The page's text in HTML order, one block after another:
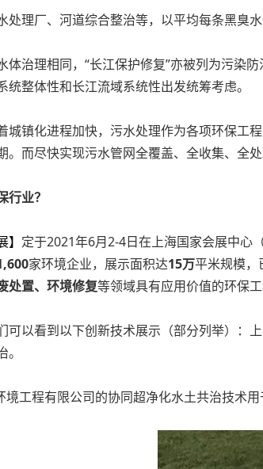
处理厂、河道综合整治等，以平均每条黑臭
体治理相同，“长江保护修复”亦被列为污染
统整体性和长江流域系统性出发统筹考虑。
城镇化进程加快，污水处理作为各项环保工
。而尽快实现污水管网全覆盖、全收集、全
行业？
定于2021年6月2-4日在上海国家会展中心
家环境企业，展示面积达15万平米规模，
处置、环境修复等领域具有应用价值的环保
可以看到以下创新技术展示（部分列举）：
境工程有限公司的协同超净化水土共治技术